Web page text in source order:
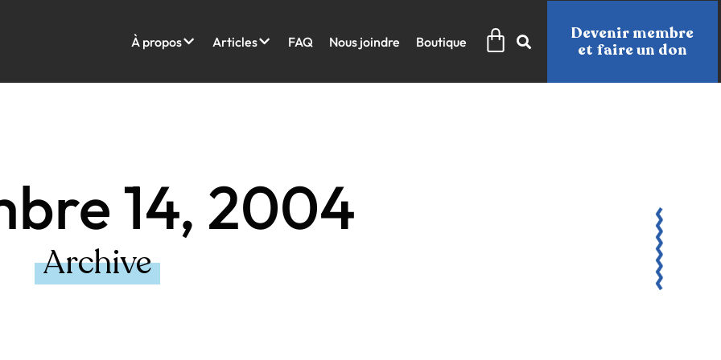
À propos Articles FAQ Nous joindre Boutique Panier
Devenir membre
et faire un don
14, 2004
Archive